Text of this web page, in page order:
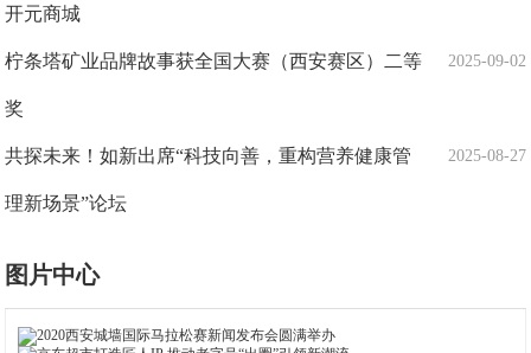
开元商城
2025-09-02
柠条塔矿业品牌故事获全国大赛（西安赛区）二等
奖
2025-08-27
共探未来！如新出席“科技向善，重构营养健康管
理新场景”论坛
图片中心